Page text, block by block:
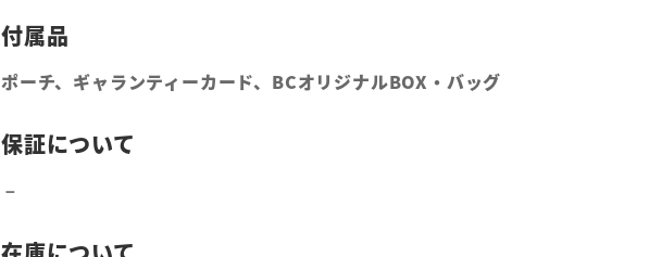
ポーチ、ギャランティーカード、BCオリジナルBOX・バッグ